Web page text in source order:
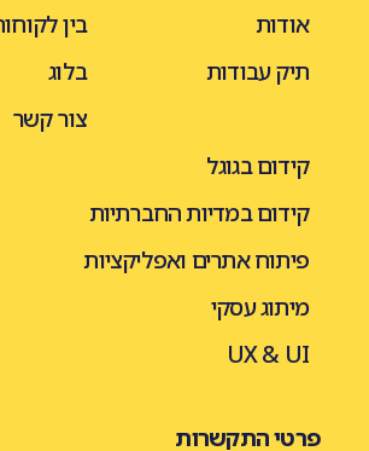
אודות
תיק עבודות
בין
בלוג
צור קשר
קידום בגוגל
קידום במדיות החברתיות
פיתוח אתרים ואפליקציות
מיתוג עסקי
UX & UI
פרטי התקשרות